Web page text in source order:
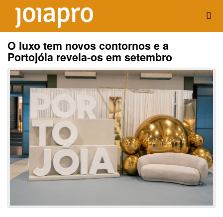
O luxo tem novos contornos e a
Portojóia revela-os em setembro